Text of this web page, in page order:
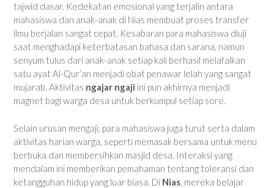
tajwid dasar. Kedekatan emosional yang terjalin antara
mahasiswa dan anak-anak di Nias membuat proses transfer
ilmu berjalan sangat cepat. Kesabaran para mahasiswa diuji
saat menghadapi keterbatasan bahasa dan sarana, namun
senyum tulus dari anak-anak setiap kali berhasil melafalkan
satu ayat Al-Qur’an menjadi obat penawar lelah yang sangat
mujarab. Aktivitas ngajar ngaji ini pun akhirnya menjadi
magnet bagi warga desa untuk berkumpul setiap sore.
Selain urusan mengaji, para mahasiswa juga turut serta dalam
aktivitas harian warga, seperti memasak bersama untuk menu
berbuka dan membersihkan masjid desa. Interaksi yang
mendalam ini memberikan pemahaman tentang toleransi dan
ketangguhan hidup yang luar biasa. Di Nias , mereka belajar